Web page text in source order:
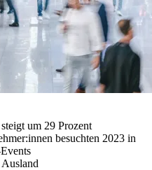
um 29 Prozent
besuchten 2023 in